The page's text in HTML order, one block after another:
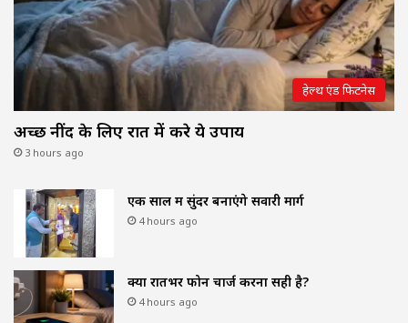
हेल्थ एंड फिटनेस
अच्छी नींद के लिए रात में करे ये उपाय
3 hours ago
एक साल में सुंदर बनाएंगे सवारी मार्ग
4 hours ago
क्या रातभर फोन चार्ज करना सही है?
4 hours ago